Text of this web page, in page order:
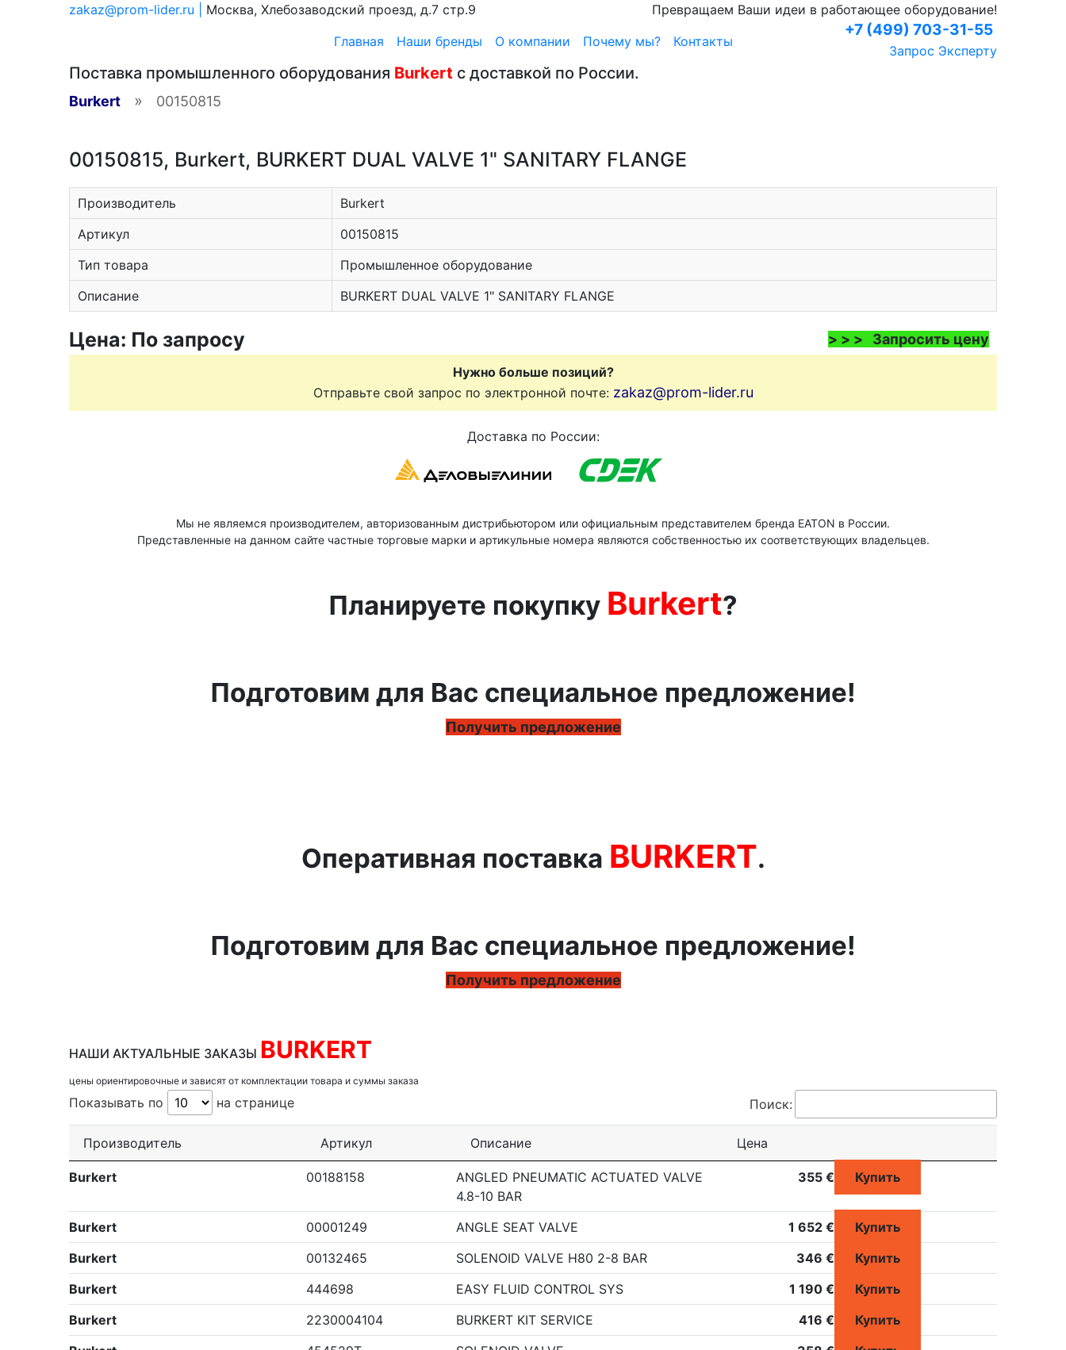
zakaz@prom-lider.ru | Москва, Хлебозаводский проезд, д.7 стр.9
Превращаем Ваши идеи в работающее оборудование!
Главная
Наши бренды О компании Почему мы? Контакты
+7 (499) 703-31-55
Запрос Эксперту
Поставка промышленного оборудования Burkert с доставкой по России.
Burkert » 00150815
00150815, Burkert, BURKERT DUAL VALVE 1" SANITARY FLANGE
Производитель
Burkert
Артикул
00150815
Тип товара
Промышленное оборудование
Описание
BURKERT DUAL VALVE 1" SANITARY FLANGE
Цена: По запросу > > > Запросить цену
Нужно больше позиций?
Отправьте свой запрос по электронной почте: zakaz@prom-lider.ru
Доставка по России:
Мы не являемся производителем, авторизованным дистрибьютором или официальным представителем бренда ЕАТОN в России.
Представленные на данном сайте частные торговые марки и артикульные номера являются собственностью их соответствующих владельцев.
Планируете покупку Burkert?
Подготовим для Вас специальное предложение!
Получить предложение
Оперативная поставка BURKERT.
Подготовим для Вас специальное предложение!
Получить предложение
НАШИ АКТУАЛЬНЫЕ ЗАКАЗЫ BURKERT
цены ориентировочные и зависят от комплектации товара и суммы заказа
Показывать по на странице Поиск:
Производитель Артикул Описание Цена
Burkert 00188158
ANGLED PNEUMATIC ACTUATED VALVE
4.8-10 BAR
355 € Купить
Burkert 00001249 ANGLE SEAT VALVE 1 652 €
Купить
Burkert
00132465 SOLENOID VALVE H80 2-8 BAR 346 €
Купить
Burkert
444698 EASY FLUID CONTROL SYS 1 190 €
Купить
Burkert
2230004104 BURKERT KIT SERVICE 416 €
Купить